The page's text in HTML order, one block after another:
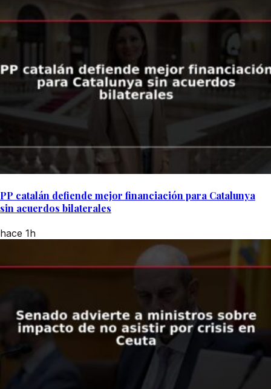
PP catalán defiende mejor financiación para Catalunya
sin acuerdos bilaterales
hace 1h